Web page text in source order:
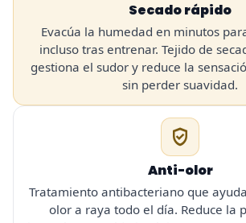
Secado rápido
Evacúa la humedad en minutos
incluso tras entrenar. Tejido de
gestiona el sudor y reduce la
sin perder suavidad.
gpp_good
Anti-olor
Tratamiento antibacteriano que
olor a raya todo el día. Reduce la